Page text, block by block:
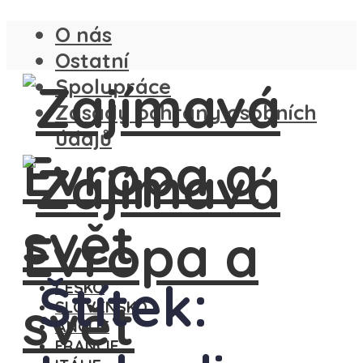
O nás
Ostatní
Spolupráce
Zásady ochrany osobních
údajů
ČESKO
SLOVENSKO
ANGLIE
FRANCIE
Štítek: